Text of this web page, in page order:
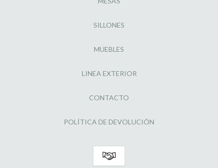
SILLONES
MUEBLES
LINEA EXTERIOR
CONTACTO
POLÍTICA DE DEVOLUCIÓN